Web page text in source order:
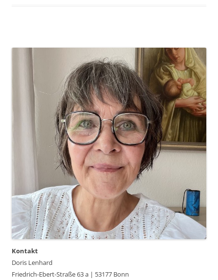
Kontakt
Doris Lenhard
Friedrich-Ebert-Straße 63 a | 53177 Bonn